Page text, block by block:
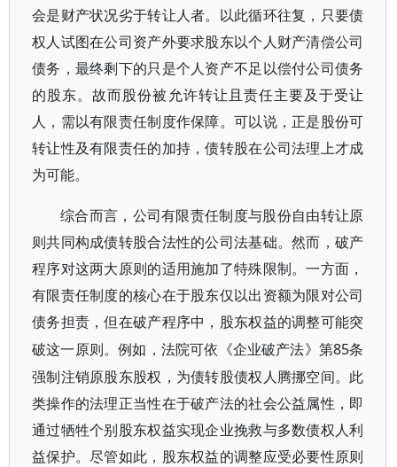
会是财产状况劣于转让人者。以此循环往复，只要债
权人试图在公司资产外要求股东以个人财产清偿公司
债务，最终剩下的只是个人资产不足以偿付公司债务
的股东。故而股份被允许转让且责任主要及于受让
人，需以有限责任制度作保障。可以说，正是股份可
转让性及有限责任的加持，债转股在公司法理上才成
为可能。
综合而言，公司有限责任制度与股份自由转让原
则共同构成债转股合法性的公司法基础。然而，破产
程序对这两大原则的适用施加了特殊限制。一方面，
有限责任制度的核心在于股东仅以出资额为限对公司
债务担责，但在破产程序中，股东权益的调整可能突
破这一原则。例如，法院可依《企业破产法》第85条
强制注销原股东股权，为债转股债权人腾挪空间。此
类操作的法理正当性在于破产法的社会公益属性，即
通过牺牲个别股东权益实现企业挽救与多数债权人利
益保护。尽管如此，股东权益的调整应受必要性原则